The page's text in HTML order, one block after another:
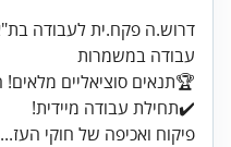
✔️תחילת עבודה מיידית!
פיקוח ואכיפה של חוקי העז...